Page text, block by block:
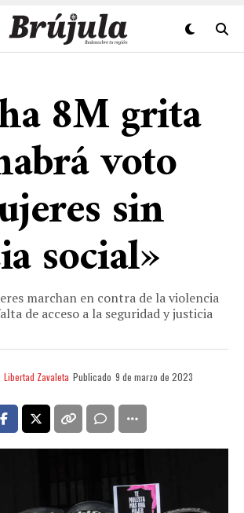
8M grita
voto
sin
social»
marchan en contra de la violencia
de acceso a la seguridad y justicia
Libertad Zavaleta Publicado 9 de marzo de 2023